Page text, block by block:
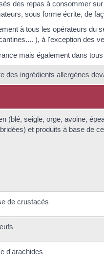
des repas à consommer
sous forme écrite, de
à tous les opérateurs du
), à l'exception des
mais également dans
des ingrédients allergènes
(blé, seigle, orge, avoine,
et produits à base de
de crustacés
d'arachides